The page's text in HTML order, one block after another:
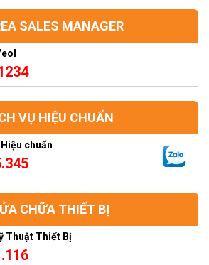
SALES MANAGER
VỤ HIỆU CHUẨN
chuẩn
CHỮA THIẾT BỊ
Thuật Thiết Bị